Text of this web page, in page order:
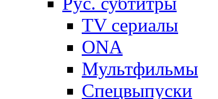
TV сериалы
ONA
Мультфильмы
Спецвыпуски